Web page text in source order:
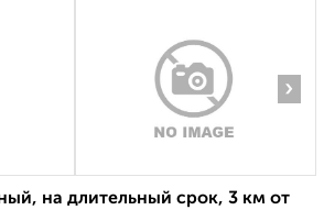
›
на длительный срок, 3 км от